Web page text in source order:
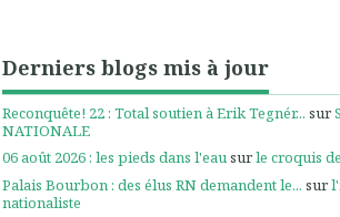
Derniers blogs mis à jour
Reconquête! 22 : Total soutien à Erik Tegnér... sur
NATIONALE
06 août 2026 : les pieds dans l'eausurle croquis
Palais Bourbon : des élus RN demandent le... sur
nationaliste